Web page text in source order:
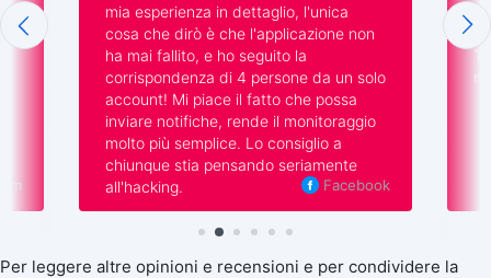
non
Facebook
chiunque abbia dei dubbi dico: ne vale
la pena. Sono entrata nelle chat di
Tiktok di mio marito e ho imparato
molte cose che dovevo sapere.
Instagram
Per leggere altre opinioni e recensioni e per condividere la